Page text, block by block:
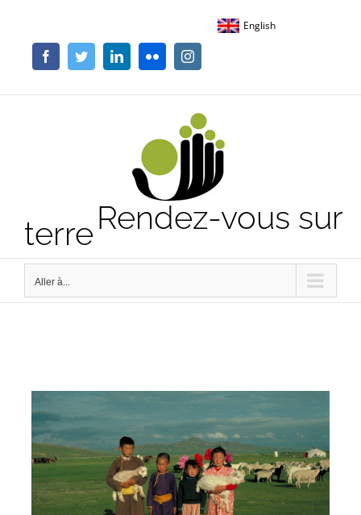
contenu
English
FacebookTwitterLinkedInFlickr Instagram
Rendez-vous sur
terre
Aller à...